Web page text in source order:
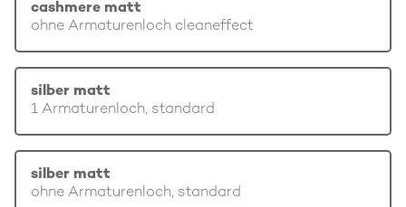
cashmere matt
ohne Armaturenloch cleaneffect
silber matt
1 Armaturenloch, standard
silber matt
ohne Armaturenloch, standard